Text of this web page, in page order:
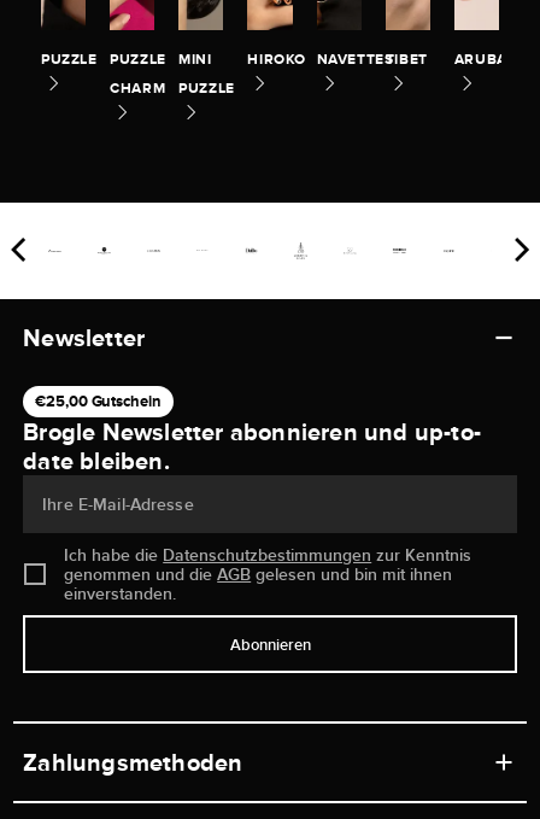
PUZZLE
PUZZLE
CHARM
MINI
PUZZLE
HIROKO NAVETTESTIBET ARUBA
Newsletter
€25,00 Gutschein
Brogle Newsletter abonnieren und up-to-
date bleiben.
Ihre E-Mail-Adresse
Ich habe die Datenschutzbestimmungen zur Kenntnis
genommen und dieAGB gelesen und bin mit ihnen
einverstanden.
Abonnieren
Zahlungsmethoden